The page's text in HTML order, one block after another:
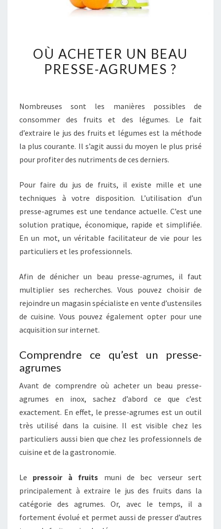
ACHETER
UN
AGRUMES
?
OÙ ACHETER UN BEAU
PRESSE-AGRUMES ?
Nombreuses sont les manières possibles de
consommer des fruits et des légumes. Le fait
d’extraire le jus des fruits et légumes est la méthode
la plus courante. Il s’agit aussi du moyen le plus prisé
pour profiter des nutriments de ces derniers.
Pour faire du jus de fruits, il existe mille et une
techniques à votre disposition. L’utilisation d’un
presse-agrumes est une tendance actuelle. C’est une
solution pratique, économique, rapide et simplifiée.
En un mot, un véritable facilitateur de vie pour les
particuliers et les professionnels.
Afin de dénicher un beau presse-agrumes, il faut
multiplier ses recherches. Vous pouvez choisir de
rejoindre un magasin spécialiste en vente d’ustensiles
de cuisine. Vous pouvez également opter pour une
acquisition sur internet.
Comprendre ce qu’est un presse-
agrumes
Avant de comprendre où acheter un beau presse-
agrumes en inox, sachez d’abord ce que c’est
exactement. En effet, le presse-agrumes est un outil
très utilisé dans la cuisine. Il est visible chez les
particuliers aussi bien que chez les professionnels de
cuisine et de la gastronomie.
Le pressoir à fruits muni de bec verseur sert
principalement à extraire le jus des fruits dans la
catégorie des agrumes. Or, avec le temps, il a
fortement évolué et permet aussi de presser d’autres